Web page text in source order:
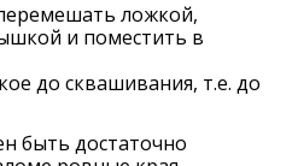
ложкой,
и поместить в
до сквашивания, т.е. до
быть достаточно